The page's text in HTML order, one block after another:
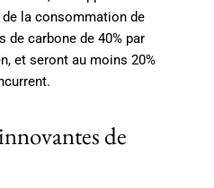
la consommation de
de carbone de 40% par
et seront au moins 20%
de